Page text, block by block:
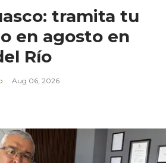
tramita tu
en agosto en
Río
Aug 06, 2026